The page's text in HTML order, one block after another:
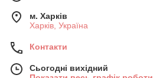
м. Харків
Харків, Україна
Контакти
Сьогодні вихідний